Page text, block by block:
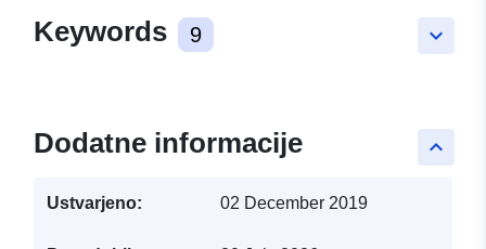
keyboard_arrow_down
Keywords 9
keyboard_arrow_up
Dodatne informacije
Ustvarjeno: 02 December 2019